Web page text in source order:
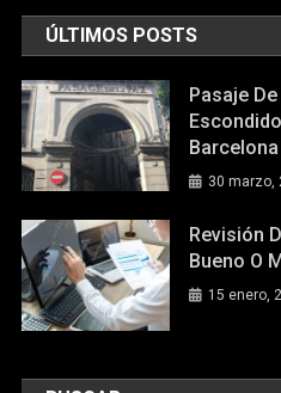
ÚLTIMOS POSTS
Pasaje
Barcelona
30 marzo,
Revisión
Bueno O
15 enero,